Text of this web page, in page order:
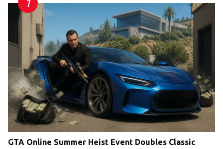
GTA Online Summer Heist Event Doubles Classic